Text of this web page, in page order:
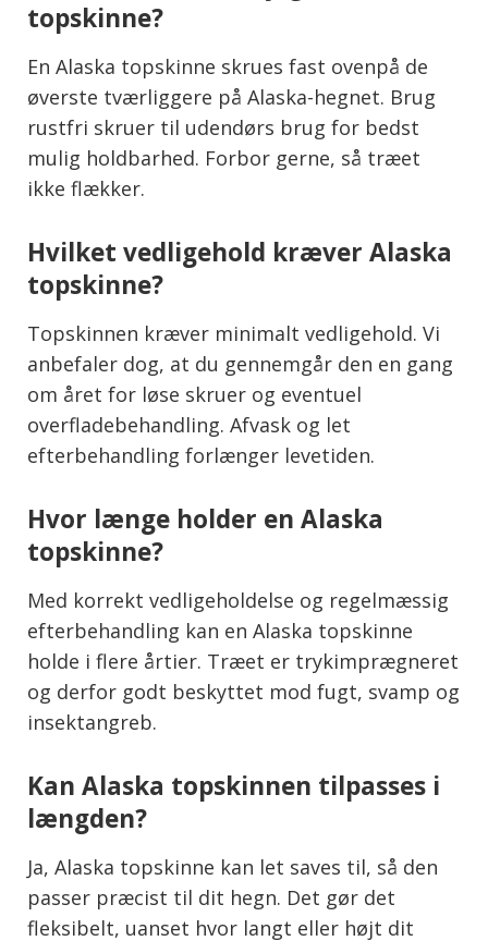
topskinne?
En Alaska topskinne skrues fast ovenpå de
øverste tværliggere på Alaska-hegnet. Brug
rustfri skruer til udendørs brug for bedst
mulig holdbarhed. Forbor gerne, så træet
ikke flækker.
Hvilket vedligehold kræver Alaska
topskinne?
Topskinnen kræver minimalt vedligehold. Vi
anbefaler dog, at du gennemgår den en gang
om året for løse skruer og eventuel
overfladebehandling. Afvask og let
efterbehandling forlænger levetiden.
Hvor længe holder en Alaska
topskinne?
Med korrekt vedligeholdelse og regelmæssig
efterbehandling kan en Alaska topskinne
holde i flere årtier. Træet er trykimprægneret
og derfor godt beskyttet mod fugt, svamp og
insektangreb.
Kan Alaska topskinnen tilpasses i
længden?
Ja, Alaska topskinne kan let saves til, så den
passer præcist til dit hegn. Det gør det
fleksibelt, uanset hvor langt eller højt dit